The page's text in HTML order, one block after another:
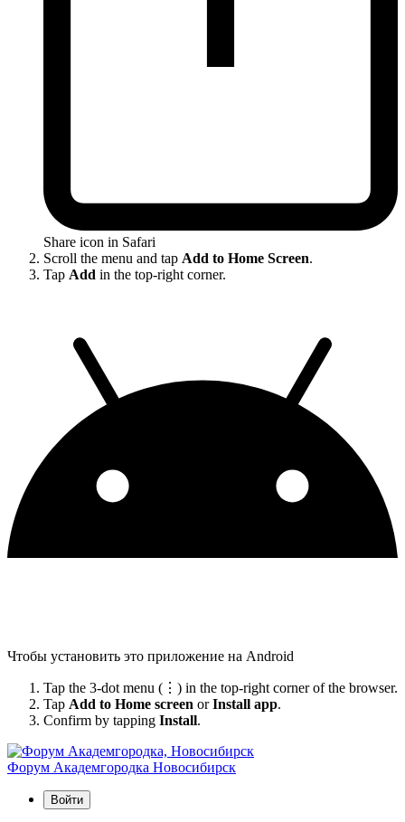
Share icon in Safari
Scroll the menu and tap Add to Home Screen.
Tap Add in the top-right corner.
Чтобы установить это приложение на Android
Tap the 3-dot menu (⋮) in the top-right corner of the browser.
Tap Add to Home screen orInstall app.
Confirm by tapping Install.
Форум Академгородка Новосибирск
Войти